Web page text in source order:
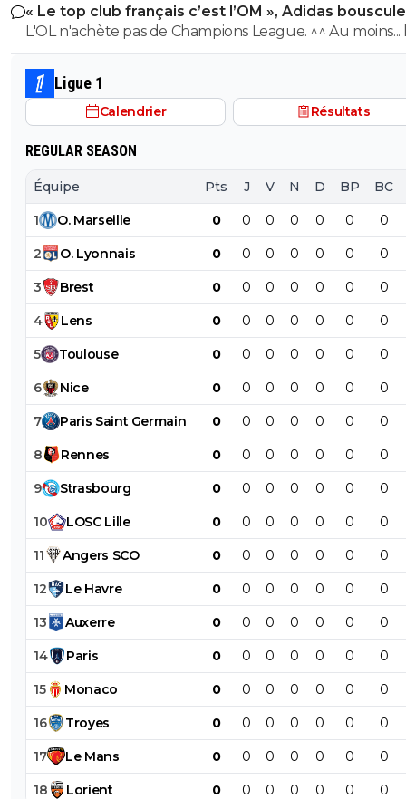
perd ce sera aussi une grande victoire et une énorme
délivrance avec un possible licenciement de ce clown.
« Le top club français c’est l’OM », Adidas
PSG
L'OL n'achète pas de Champions League. ^^ Au moins... l'OM a
un point commun avec le PSG. Mdr Adidas ne se trompe pas
avec l'OL qui est une valeur sûre... contrairement à
Ligue 1
Calendrier Résultats
REGULAR SEASON
Équipe Pts J V N D BP BC
1 O. Marseille 0 0 0 0 0 0 0
2 O. Lyonnais 0 0 0 0 0 0 0
3 Brest 0 0 0 0 0 0 0
4 Lens 0 0 0 0 0 0 0
5 Toulouse 0 0 0 0 0 0 0
6 Nice 0 0 0 0 0 0 0
7 Paris Saint Germain 0 0 0 0 0 0 0
8 Rennes 0 0 0 0 0 0 0
9 Strasbourg 0 0 0 0 0 0 0
10 LOSC Lille 0 0 0 0 0 0 0
11 Angers SCO 0 0 0 0 0 0 0
12 Le Havre 0 0 0 0 0 0 0
13 Auxerre 0 0 0 0 0 0 0
14 Paris 0 0 0 0 0 0 0
15 Monaco 0 0 0 0 0 0 0
16 Troyes 0 0 0 0 0 0 0
17 Le Mans 0 0 0 0 0 0 0
18 Lorient 0 0 0 0 0 0 0